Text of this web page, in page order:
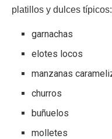
platillos y dulces típicos:
garnachas
elotes locos
manzanas
churros
buñuelos
molletes